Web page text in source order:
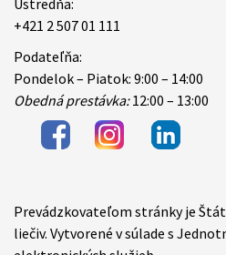
Ústredňa:
+421 2 507 01 111
Podateľňa:
Pondelok – Piatok: 9:00 – 14:00
Obedná prestávka:12:00 – 13:00
Items
Prevádzkovateľom stránky je
liečiv. Vytvorené v súlade s